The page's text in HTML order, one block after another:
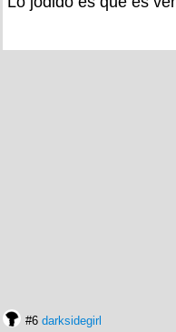
#6 darksidegirl